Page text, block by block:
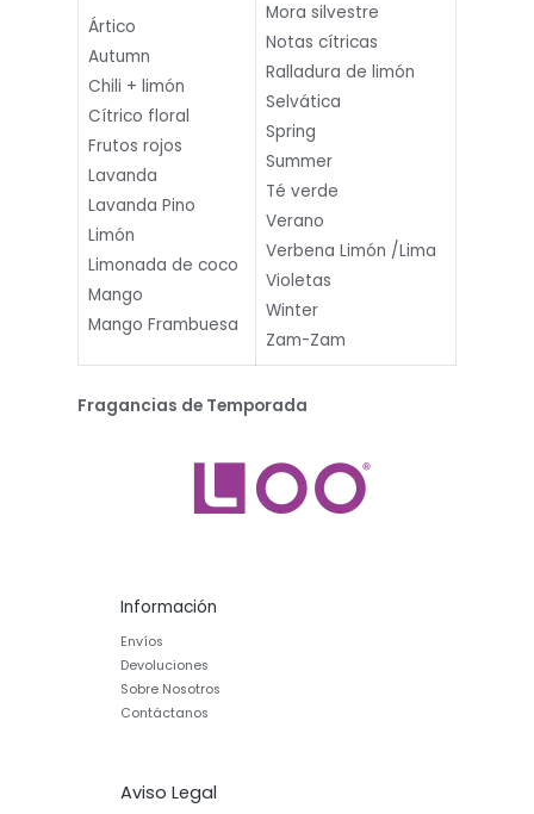
Ártico
Autumn
Chili + limón
Cítrico floral
Frutos rojos
Lavanda
Lavanda Pino
Limón
Limonada de coco
Mango
Mango Frambuesa
Mora silvestre
Notas cítricas
Ralladura de limón
Selvática
Spring
Summer
Té verde
Verano
Verbena Limón /Lima
Violetas
Winter
Zam-Zam
Fragancias de Temporada
Información
Envíos
Devoluciones
Sobre Nosotros
Contáctanos
Aviso Legal